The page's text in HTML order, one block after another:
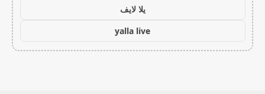
يلا لايف
yalla live